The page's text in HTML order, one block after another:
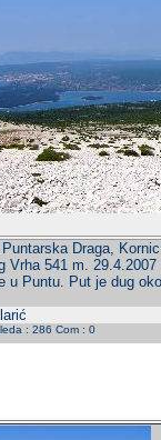
Draga,
Vrha 541 m.
u Puntu. Put je dug
: 286 Com : 0